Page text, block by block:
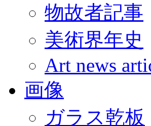
物故者記事
美術界年史
Art news
画像
ガラス乾板